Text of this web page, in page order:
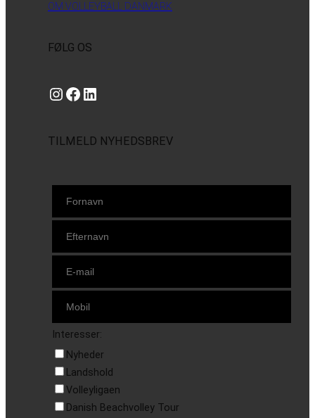
OM VOLLEYBALL DANMARK
FØLG OS
Instagram https://www.facebook.com/danishbeachvolleytour LinkedIn
TILMELD NYHEDSBREV
Interesser:
Nyheder
Landshold
Volleyligaen
Danish Beachvolley Tour